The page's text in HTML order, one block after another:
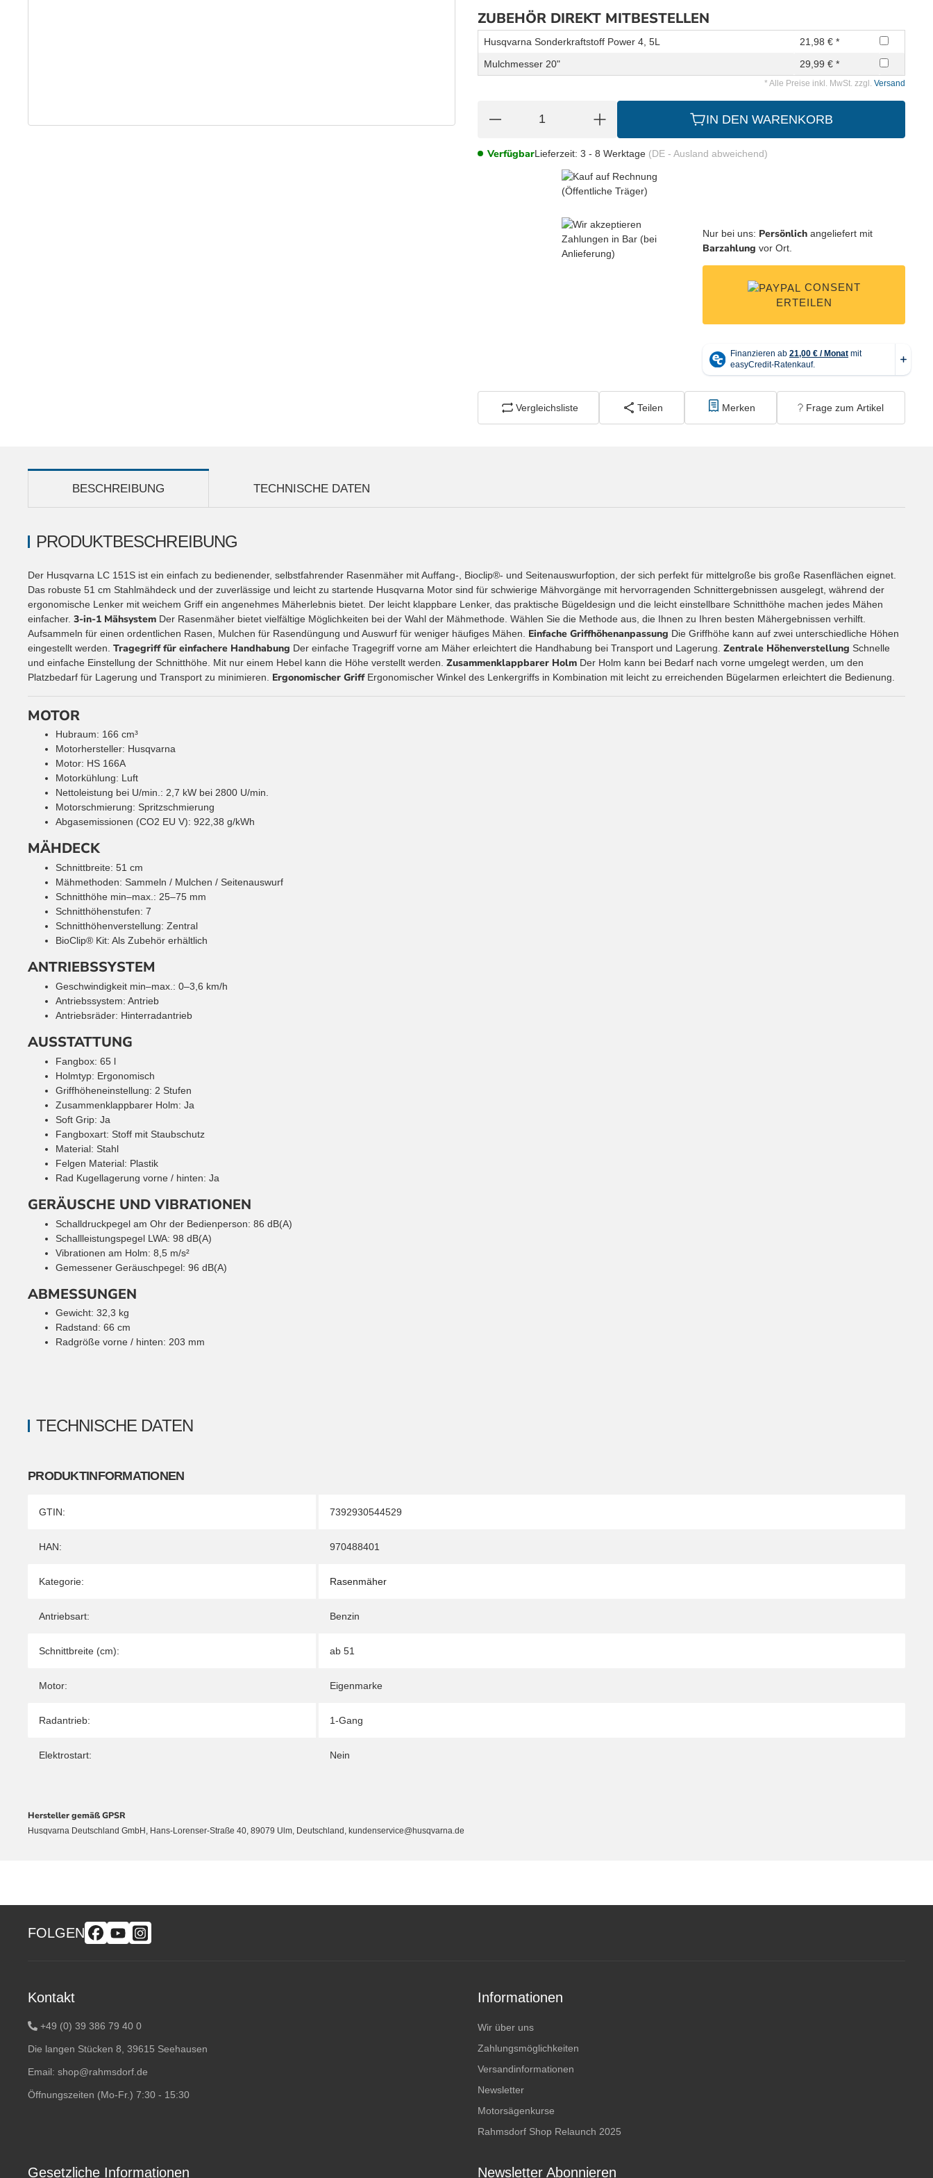
ZUBEHÖR DIREKT MITBESTELLEN
Husqvarna Sonderkraftstoff Power 4, 5L
21,98 € *
Mulchmesser 20"
29,99 € *
* Alle Preise inkl. MwSt. zzgl. Versand
IN DEN WARENKORB
VerfügbarLieferzeit: 3 - 8 Werktage (DE - Ausland abweichend)
Nur bei uns: Persönlich angeliefert mit
Barzahlung vor Ort.
CONSENT
ERTEILEN
Vergleichsliste Teilen Merken Frage zum Artikel
TECHNISCHE DATEN
BESCHREIBUNG
TECHNISCHE DATEN
PRODUKTINFORMATIONEN
Produkteigenschaft
Wert
GTIN: 7392930544529
HAN: 970488401
Kategorie: Rasenmäher
Antriebsart: Benzin
Schnittbreite (cm): ab 51
Motor: Eigenmarke
Radantrieb: 1-Gang
Elektrostart: Nein
PRODUKTBESCHREIBUNG
Der Husqvarna LC 151S ist ein einfach zu bedienender, selbstfahrender Rasenmäher mit Auffang-, Bioclip®- und Seitenauswurfoption, der sich perfekt für mittelgroße bis große Rasenflächen eignet.
Das robuste 51 cm Stahlmähdeck und der zuverlässige und leicht zu startende Husqvarna Motor sind für schwierige Mähvorgänge mit hervorragenden Schnittergebnissen ausgelegt, während der
ergonomische Lenker mit weichem Griff ein angenehmes Mäherlebnis bietet. Der leicht klappbare Lenker, das praktische Bügeldesign und die leicht einstellbare Schnitthöhe machen jedes Mähen
einfacher. 3-in-1 Mähsystem Der Rasenmäher bietet vielfältige Möglichkeiten bei der Wahl der Mähmethode. Wählen Sie die Methode aus, die Ihnen zu Ihren besten Mähergebnissen verhilft.
Aufsammeln für einen ordentlichen Rasen, Mulchen für Rasendüngung und Auswurf für weniger häufiges Mähen. Einfache Griffhöhenanpassung Die Griffhöhe kann auf zwei unterschiedliche Höhen
eingestellt werden. Tragegriff für einfachere Handhabung Der einfache Tragegriff vorne am Mäher erleichtert die Handhabung bei Transport und Lagerung. Zentrale Höhenverstellung Schnelle
und einfache Einstellung der Schnitthöhe. Mit nur einem Hebel kann die Höhe verstellt werden. Zusammenklappbarer Holm Der Holm kann bei Bedarf nach vorne umgelegt werden, um den
Platzbedarf für Lagerung und Transport zu minimieren. Ergonomischer GriffErgonomischer Winkel des Lenkergriffs in Kombination mit leicht zu erreichenden Bügelarmen erleichtert die Bedienung.
MOTOR
Hubraum: 166 cm³
Motorhersteller: Husqvarna
Motor: HS 166A
Motorkühlung: Luft
Nettoleistung bei U/min.: 2,7 kW bei 2800 U/min.
Motorschmierung: Spritzschmierung
Abgasemissionen (CO2 EU V): 922,38 g/kWh
MÄHDECK
Schnittbreite: 51 cm
Mähmethoden: Sammeln / Mulchen / Seitenauswurf
Schnitthöhe min–max.: 25–75 mm
Schnitthöhenstufen: 7
Schnitthöhenverstellung: Zentral
BioClip® Kit: Als Zubehör erhältlich
ANTRIEBSSYSTEM
Geschwindigkeit min–max.: 0–3,6 km/h
Antriebssystem: Antrieb
Antriebsräder: Hinterradantrieb
AUSSTATTUNG
Fangbox: 65 l
Holmtyp: Ergonomisch
Griffhöheneinstellung: 2 Stufen
Zusammenklappbarer Holm: Ja
Soft Grip: Ja
Fangboxart: Stoff mit Staubschutz
Material: Stahl
Felgen Material: Plastik
Rad Kugellagerung vorne / hinten: Ja
GERÄUSCHE UND VIBRATIONEN
Schalldruckpegel am Ohr der Bedienperson: 86 dB(A)
Schallleistungspegel LWA: 98 dB(A)
Vibrationen am Holm: 8,5 m/s²
Gemessener Geräuschpegel: 96 dB(A)
ABMESSUNGEN
Gewicht: 32,3 kg
Radstand: 66 cm
Radgröße vorne / hinten: 203 mm
Hersteller gemäß GPSR
Husqvarna Deutschland GmbH, Hans-Lorenser-Straße 40, 89079 Ulm, Deutschland, kundenservice@husqvarna.de
FOLGEN
Kontakt
+49 (0) 39 386 79 40 0
Die langen Stücken 8, 39615 Seehausen
Email: shop@rahmsdorf.de
Öffnungszeiten (Mo-Fr.) 7:30 - 15:30
Informationen
Wir über uns
Zahlungsmöglichkeiten
Versandinformationen
Newsletter
Motorsägenkurse
Rahmsdorf Shop Relaunch 2025
Gesetzliche Informationen Newsletter Abonnieren